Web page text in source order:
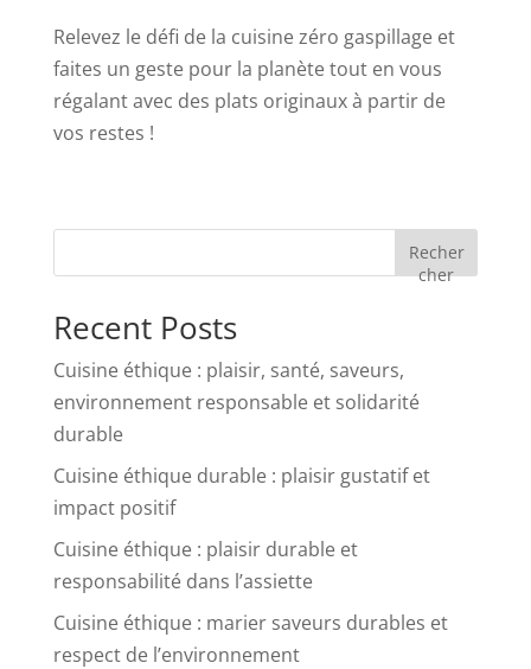
Relevez le défi de la cuisine zéro gaspillage et
faites un geste pour la planète tout en vous
régalant avec des plats originaux à partir de
vos restes !
Recher
cher
Recent Posts
Cuisine éthique : plaisir, santé, saveurs,
environnement responsable et solidarité
durable
Cuisine éthique durable : plaisir gustatif et
impact positif
Cuisine éthique : plaisir durable et
responsabilité dans l’assiette
Cuisine éthique : marier saveurs durables et
respect de l’environnement